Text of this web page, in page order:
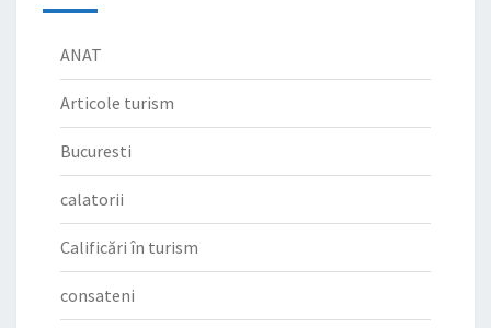
ANAT
Articole turism
Bucuresti
calatorii
Calificări în turism
consateni